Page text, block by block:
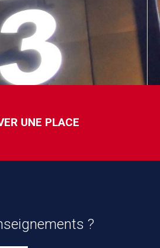
UNE PLACE
?